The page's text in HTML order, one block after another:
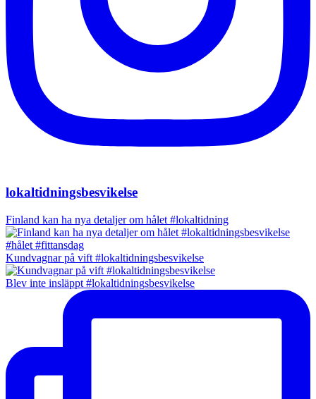
lokaltidningsbesvikelse
Finland kan ha nya detaljer om hålet #lokaltidning
Kundvagnar på vift #lokaltidningsbesvikelse
Blev inte insläppt #lokaltidningsbesvikelse